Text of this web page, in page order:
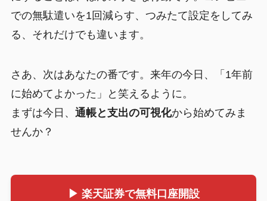
での無駄遣いを1回減らす、つみたて設定をしてみ
る、それだけでも違います。
さあ、次はあなたの番です。来年の今日、「1年前
に始めてよかった」と笑えるように。
まずは今日、 通帳と支出の可視化から始めてみま
せんか？
▶ 楽天証券で無料口座開設